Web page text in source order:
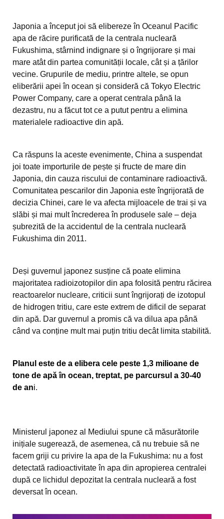
Japonia a început joi să elibereze în Oceanul Pacific
apa de răcire purificată de la centrala nucleară
Fukushima, stârnind indignare și o îngrijorare și mai
mare atât din partea comunității locale, cât și a țărilor
vecine. Grupurile de mediu, printre altele, se opun
eliberării apei în ocean și consideră că Tokyo Electric
Power Company, care a operat centrala până la
dezastru, nu a făcut tot ce a putut pentru a elimina
materialele radioactive din apă.
Ca răspuns la aceste evenimente, China a suspendat
joi toate importurile de pește și fructe de mare din
Japonia, din cauza riscului de contaminare radioactivă.
Comunitatea pescarilor din Japonia este îngrijorată de
decizia Chinei, care le va afecta mijloacele de trai și va
slăbi și mai mult încrederea în produsele sale – deja
șubrezită de la accidentul de la centrala nucleară
Fukushima din 2011.
Deși guvernul japonez susține că poate elimina
majoritatea radioizotopilor din apa folosită pentru răcirea
reactoarelor nucleare, criticii sunt îngrijorați de izotopul
de hidrogen tritiu, care este extrem de dificil de separat
din apă. Dar guvernul a promis că va dilua apa până
când va conține mult mai puțin tritiu decât limita stabilită.
Planul este de a elibera cele peste 1,3 milioane de
tone de apă în ocean, treptat, pe parcursul a 30-40
de ani.
Ministerul japonez al Mediului spune că măsurătorile
inițiale sugerează, de asemenea, că nu trebuie să ne
facem griji cu privire la apa de la Fukushima: nu a fost
detectată radioactivitate în apa din apropierea centralei
după ce lichidul depozitat la centrala nucleară a fost
deversat în ocean.